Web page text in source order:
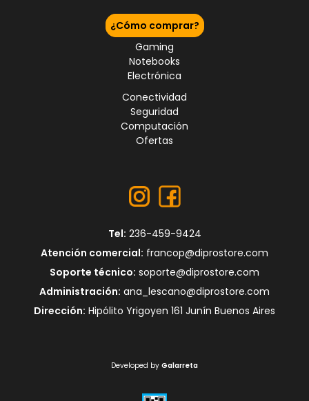
¿Cómo comprar?
Gaming
Notebooks
Electrónica
Conectividad
Seguridad
Computación
Ofertas
Tel: 236-459-9424
Atención comercial: francop@diprostore.com
Soporte técnico: soporte@diprostore.com
Administración: ana_lescano@diprostore.com
Dirección: Hipólito Yrigoyen 161 Junín Buenos Aires
Developed by Galarreta